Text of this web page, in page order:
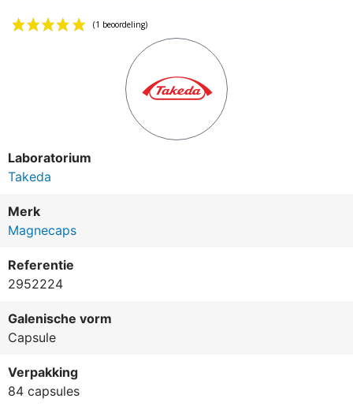
Laboratorium
Takeda
Merk
Magnecaps
Referentie
2952224
Galenische vorm
Capsule
Verpakking
84 capsules